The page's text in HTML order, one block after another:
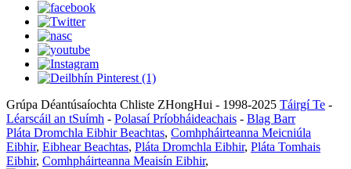
Grúpa Déantúsaíochta Chliste ZHongHui - 1998-2025 Táirgí Te -
Léarscáil an tSuímh - Polasaí Príobháideachais - Blag Barr
Pláta Dromchla Eibhir Beachtas, Comhpháirteanna Meicniúla
Eibhir, Eibhear Beachtas, Pláta Dromchla Eibhir, Pláta Tomhais
Eibhir, Comhpháirteanna Meaisín Eibhir,